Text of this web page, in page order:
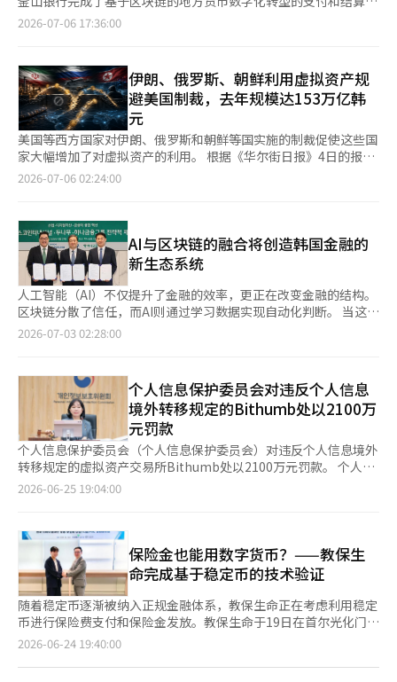
（AI）系统翻译与编辑。
其在数字金融服务中的应用范围。 库控代表金钟贤表示：“我们
确认了将现有金融基础设施与区块链支付系统连接为一个支付流程
力，进一步扩大在数字资产生态系统中的技术合作伙伴角色。”※
本报道经人工智能（AI）系统翻译与编辑。
础设施概念验证（PoC）。K-STAR是安랩的区块链专业子公司安
币，整合从‘政策型地方货币’的发行到流通、支付、结算等全过
程，并验证其在实际金融环境中的运营可能性。 该项目由BNK釜
山银行、安랩区块链公司、开放资产、Kaia、Lambda256等参
与。参与机构分担各自的专业领域，以验证相互之间的联动性。
安랩区块链公司负责项目设计及用户钱包、交易、结算结构的实
现。开放资产负责稳定币的发行及资产一致性管理。Kaia提供主网
环境，Lambda256则支持节点基础设施的运营和交易流监控。通
过这些合作，验证了发行、基础设施、结算和安全有机结合的数字
营结构设计了基于韩元稳定币的政策型地方货币模型，并对充电、
支付、结算等主要功能进行了验证。 公司表示，此次PoC的成果不
仅是简单的代币传输，而是实现了‘可编程货币’。通过在货币中
嵌入政策条件，如限制特定商户使用、自动失效、按使用地点差异
化结算等，并在主网上稳定处理，证明了未来向政策资金、数字代
金券、CBDC及基于韩元稳定币的服务扩展的可能性。 此外，在
Kaia主网性能验证中，进行了正常、拥堵、最大、复杂不规则等四
种场景的24小时连续测试，结果显示在各个阶段的交易成功率达
行的支付运营数据反映的负载场景进行的。同时，验证了低交易成
本和基于手续费代付的用户体验（UX），以及实时监控响应能
字货币的地方货币服务在实际环境中能够稳定运营，这一点具有重
要意义。”他还表示：“各参与公司将基于专业能力，推动地方货
币的数字化转型，并为稳定币、数字资产、跨境支付和结算等下一
代金融生态系统的扩展奠定基础。” K-STAR是一个以韩元稳定币
技术为中心，旨在推动数字货币基础设施创新的技术合作体。安랩
协同效应的证明。※ 本报道经人工智能（AI）系统翻译与编辑。
2026-07-06 17:36:00
伊朗、俄罗斯、朝鲜利用虚拟资产规
避美国制裁，去年规模达153万亿韩
元
美国等西方国家对伊朗、俄罗斯和朝鲜等国实施的制裁促使这些国
家大幅增加了对虚拟资产的利用。 根据《华尔街日报》4日的报
道，区块链分析公司Chainalysis分析显示，与制裁对象相关的加
易方身份，并且能够绕过西方制裁的主要渠道——传统银行系统，
因此成为制裁国的重要规避手段。Chainalysis的高级信息分析师
凯特琳·马丁表示：“加密货币显著改变了制裁规避的方式。”
美国将巴勒斯坦武装派别哈马斯列为恐怖组织，近期也开始利用虚
拟资产进行募款。哈马斯在Telegram等平台上发布了加密货币捐
款的指南，美国联邦调查局（FBI）通过情报来源确认了他们接受
捐款的具体方式。 伊朗伊斯兰革命卫队（IRGC）通过国内外的加
密货币交易所，从最大原油购买国中国收取原油销售款。近年来，
普通市民对汇款和资产保值的需求也在增加。 俄罗斯在乌克兰战
争后被排除在国际金融体系之外，正在提升利用虚拟资产进行的绕
过支付。制裁对象俄罗斯国有银行普罗姆斯维兹银行与摩尔多瓦商
人伊兰·肖尔合作，去年发行了与卢布挂钩的代币“A7A5”，用
于海外支付。 A7A5的结构是将俄罗斯境内的卢布支付转换为稳定
币等其他虚拟资产，以便进行海外支付。去年交易量估计超过900
亿美元，其中部分资金用于支付中国的无人机销售。俄罗斯还被报
道利用虚拟资产支付运输制裁对象原油的船员工资。 朝鲜也被西
燃料和军事装备。 近年来，美国加强了对制裁国和恐怖组织使用
的加密货币钱包的查封，并对相关交易所实施制裁。上个月，美国
对包括伊朗最大交易所诺比特克在内的四家伊朗交易所实施了制
裁，财政部长斯科特·贝尔森特表示，美国已从伊朗处没收了价值
10亿美元的虚拟资产。 然而，专家指出，虚拟资产生态系统快速
演变，各国的监管水平不同，制裁机构要完全封堵这一渠道并不容
易。追踪伊朗加密货币交易所的TRM Labs政策负责人阿里·雷德
博德表示：“最近受到美国制裁的伊朗虚拟资产平台只是最显著的
2026-07-06 02:24:00
AI与区块链的融合将创造韩国金融的
新生态系统
人工智能（AI）不仅提升了金融的效率，更正在改变金融的结构。
区块链分散了信任，而AI则通过学习数据实现自动化判断。 当这两
项技术结合时，金融将从传统的银行中心封闭系统演变为开放的数
愿景是将斗南木转型为一个连接AI、区块链、稳定币和数字资产的
未来金融平台，而不仅仅是一个虚拟资产交易所。 特别是通过与
NAVER Financial的战略结合，他正在发起将AI、支付、数字资产
和Web3连接成一个金融生态系统的新挑战。 吴京石所说的AI，不
仅是工作自动化的工具，更是创造韩国金融新操作系统的技术。 AI
与区块链的结合是金融的未来 吴京石在就任演讲中表示：“生成
型AI技术的发展正在改变虚拟资产市场的范式，平台的根本创新已
成为当务之急。” 他将AI定义为决定平台竞争力的核心技术，而非
投资信息和服务的创新，向数字金融平台转型。 他坚信AI与区块链
的结合将创造金融的新秩序。 与NAVER携手拓展数字金融生态系
换。通过这一举措，斗南木已纳入NAVER体系，并为连接NAVER
Pay与数字资产构建新的金融生态系统奠定了基础。 他计划将虚拟
资产交易、支付、投资和资产管理服务整合到一个平台上，创造新
的盈利模式。 特别是拥有超过3400万用户的NAVER Pay与斗南木
的区块链技术结合，可能成为数字资产向日常金融扩展的转折点。
稳定币成为金融的门户 吴京石将稳定币视为AI时代金融革命的核心
2026-07-03 02:28:00
个人信息保护委员会对违反个人信息
境外转移规定的Bithumb处以2100万
元罚款
个人信息保护委员会（个人信息保护委员会）对违反个人信息境外
转移规定的虚拟资产交易所Bithumb处以2100万元罚款。 个人信
息保护委员会在前一天召开的全体会议上决定对Bithumb处以
个人信息境外转移的合法性问题。订单簿共享是指交易所之间共享
买卖订单信息（报价单），以便实现相互交叉成交的合作方式。
调查结果显示，Bithumb在与海外虚拟资产交易所共享订单簿并
转移虚拟资产的过程中，未经用户同意将个人信息转移至境外。
Bithumb自去年9月至11月在USDT市场上运营了与海外交易所的
订单簿共享服务。在此过程中，虽然向用户单独征得了将个人信息
转移至特定海外交易所的同意，但实际上却是将会员编号和订单信
息发送至其他海外交易所运营的系统。 此外，在将用户的虚拟资
产转移至13个海外交易所的过程中，虽然出于反洗钱（AML）目的
2026-06-25 19:04:00
保险金也能用数字货币？——教保生
命完成基于稳定币的技术验证
随着稳定币逐渐被纳入正规金融体系，教保生命正在考虑利用稳定
币进行保险费支付和保险金发放。教保生命于19日在首尔光化门总
部与区块链基础设施专业公司EQBR召开了“韩元稳定币应用收款
元稳定币的保险费收款和保险金支付服务的技术验证（PoC）结
2026-06-24 19:40:00
页